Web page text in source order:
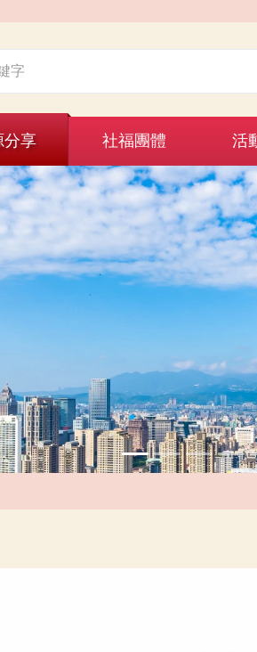
分享 社福團體 活